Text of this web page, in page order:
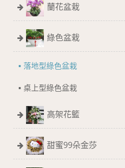
蘭花盆栽
綠色盆栽
落地型綠色盆栽
桌上型綠色盆栽
高架花籃
甜蜜99朵金莎